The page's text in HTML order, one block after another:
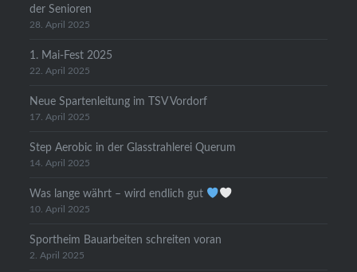
der Senioren
28. April 2025
1. Mai-Fest 2025
22. April 2025
Neue Spartenleitung im TSV Vordorf
17. April 2025
Step Aerobic in der Glasstrahlerei Querum
14. April 2025
Was lange währt – wird endlich gut
10. April 2025
Sportheim Bauarbeiten schreiten voran
2. April 2025